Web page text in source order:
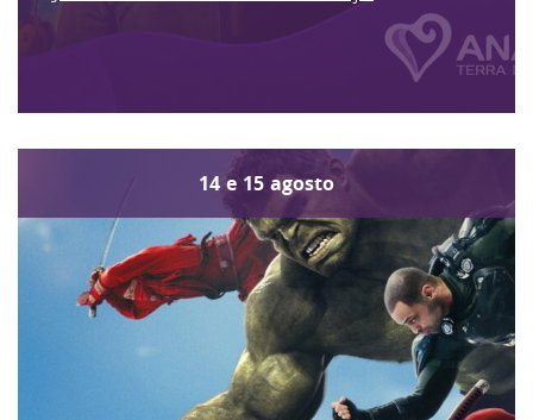
14 e 15 agosto